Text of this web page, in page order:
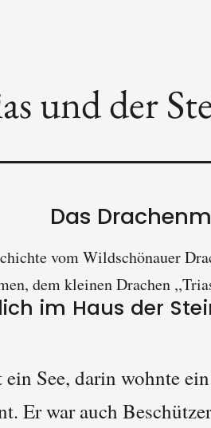
und der
Das
vom Wildschönauer
dem kleinen Drachen
im Haus der
See, darin wohnte
Er war auch